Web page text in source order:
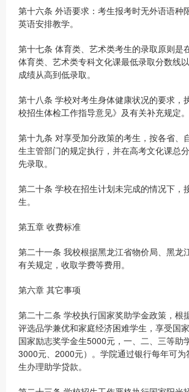
第十六条 外语要求：考生报考时无外语语种
英语安排教学。
第十七条 体育类、艺术类考生的录取原则是
体育类、艺术类专科文化课最低录取分数线
成绩从高到低录取。
第十八条 学校对考生身体健康状况的要求，
校招生体检工作指导意见》及有关补充规定。
第十九条 对享受加分政策的考生，按各省、
生主管部门的规定执行，并在高考文化课总
先录取。
第二十条 学校在招生计划未完成的情况下，
生。
第五章 收费标准
第二十一条 我校根据黑龙江省物价局、黑龙
有关规定，收取学费等费用。
第六章 其它事项
第二十二条 学校执行国家奖助学金政策，根
评选品学兼优和家庭经济困难学生，享受国家
国家励志奖学金生5000元，一、二、三等助
3000元、2000元）。学院通过银行每年可
生办理助学贷款。